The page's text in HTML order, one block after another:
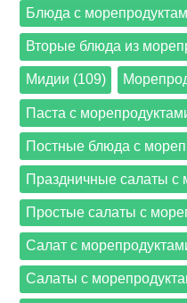
Блюда с
Вторые блюда из
Мидии (109)
Паста с
Постные блюда с
Праздничные салаты с
Простые салаты с
Салат с
Салаты с